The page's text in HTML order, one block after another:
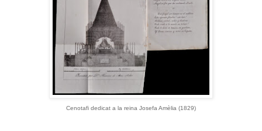
Cenotafi dedicat a la reina Josefa Amèlia (1829)